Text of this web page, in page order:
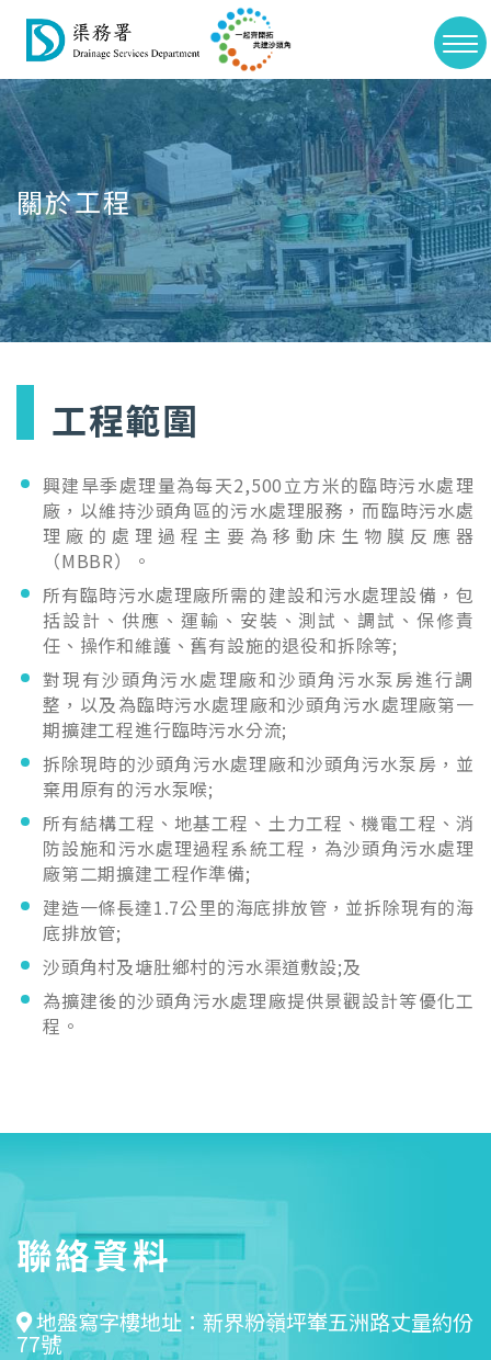
Skip
to
main
content
>
切
換
選
單
關於工程
工程範圍
興建旱季處理量為每天2,500立方米的臨時污水處理
廠，以維持沙頭角區的污水處理服務，而臨時污水處
理廠的處理過程主要為移動床生物膜反應器
（MBBR）。
所有臨時污水處理廠所需的建設和污水處理設備，包
括設計、供應、運輸、安裝、測試、調試、保修責
任、操作和維護、舊有設施的退役和拆除等;
對現有沙頭角污水處理廠和沙頭角污水泵房進行調
整，以及為臨時污水處理廠和沙頭角污水處理廠第一
期擴建工程進行臨時污水分流;
拆除現時的沙頭角污水處理廠和沙頭角污水泵房，並
棄用原有的污水泵喉;
所有結構工程、地基工程、土力工程、機電工程、消
防設施和污水處理過程系統工程，為沙頭角污水處理
廠第二期擴建工程作準備;
建造一條長達1.7公里的海底排放管，並拆除現有的海
底排放管;
沙頭角村及塘肚鄉村的污水渠道敷設;及
為擴建後的沙頭角污水處理廠提供景觀設計等優化工
程 。
聯絡資料
地盤寫字樓地址：新界粉嶺坪輋五洲路丈量約份
77號